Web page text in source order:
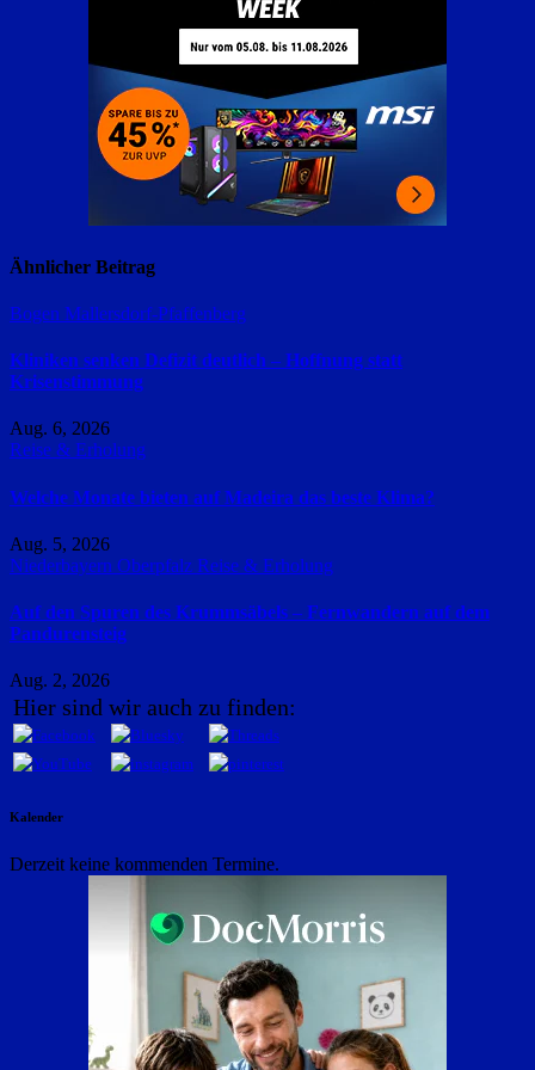
Ähnlicher Beitrag
Bogen Mallersdorf-Pfaffenberg
Kliniken senken Defizit deutlich – Hoffnung statt
Krisenstimmung
Aug. 6, 2026
Reise & Erholung
Welche Monate bieten auf Madeira das beste Klima?
Aug. 5, 2026
Niederbayern Oberpfalz Reise & Erholung
Auf den Spuren des Krummsäbels – Fernwandern auf dem
Pandurensteig
Aug. 2, 2026
Hier sind wir auch zu finden:
Kalender
Derzeit keine kommenden Termine.